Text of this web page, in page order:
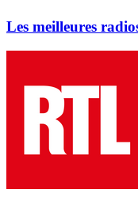
Les meilleures